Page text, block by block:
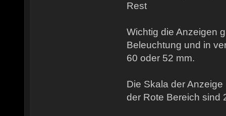
Rest
Wichtig die Anzeigen
Beleuchtung und in
60 oder 52 mm.
Die Skala der
der Rote Bereich sind